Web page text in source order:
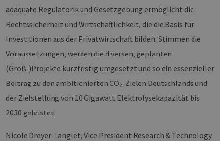
adäquate Regulatorik und Gesetzgebung ermöglicht die
Rechtssicherheit und Wirtschaftlichkeit, die die Basis für
Investitionen aus der Privatwirtschaft bilden. Stimmen die
Voraussetzungen, werden die diversen, geplanten
(Groß-)Projekte kurzfristig umgesetzt und so ein essenzieller
Beitrag zu den ambitionierten CO₂-Zielen Deutschlands und
der Zielstellung von 10 Gigawatt Elektrolysekapazität bis
2030 geleistet.
Nicole Dreyer-Langlet, Vice President Research & Technology